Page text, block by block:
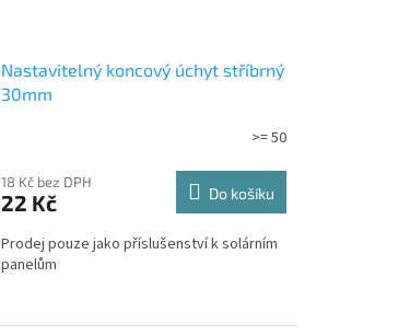
Nastavitelný koncový úchyt stříbrný
30mm
>= 50
18 Kč bez DPH
22 Kč Do košíku
Prodej pouze jako příslušenství k solárním
panelům